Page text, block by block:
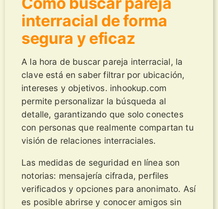
interracial de forma
segura y eficaz
A la hora de buscar pareja interracial, la
clave está en saber filtrar por ubicación,
intereses y objetivos. inhookup.com
permite personalizar la búsqueda al
detalle, garantizando que solo conectes
con personas que realmente compartan tu
visión de relaciones interraciales.
Las medidas de seguridad en línea son
notorias: mensajería cifrada, perfiles
verificados y opciones para anonimato. Así
es posible abrirse y conocer amigos sin